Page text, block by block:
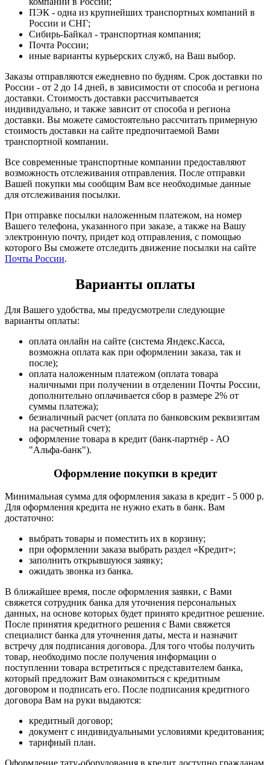
ПЭК - одна из крупнейших транспортных компаний в
России и СНГ;
Сибирь-Байкал - транспортная компания;
Почта России;
иные варианты курьерских служб, на Ваш выбор.
Заказы отправляются ежедневно по будням. Срок доставки по
России - от 2 до 14 дней, в зависимости от способа и региона
доставки. Стоимость доставки рассчитывается
индивидуально, и также зависит от способа и региона
доставки. Вы можете самостоятельно рассчитать примерную
стоимость доставки на сайте предпочитаемой Вами
транспортной компании.
Все современные транспортные компании предоставляют
возможность отслеживания отправления. После отправки
Вашей покупки мы сообщим Вам все необходимые данные
для отслеживания посылки.
При отправке посылки наложенным платежом, на номер
Вашего телефона, указанного при заказе, а также на Вашу
электронную почту, придет код отправления, с помощью
которого Вы сможете отследить движение посылки на сайте
Почты России.
Варианты оплаты
Для Вашего удобства, мы предусмотрели следующие
варианты оплаты:
оплата онлайн на сайте (система Яндекс.Касса,
возможна оплата как при оформлении заказа, так и
после);
оплата наложенным платежом (оплата товара
наличными при получении в отделении Почты России,
дополнительно оплачивается сбор в размере 2% от
суммы платежа);
безналичный расчет (оплата по банковским реквизитам
на расчетный счет);
оформление товара в кредит (банк-партнёр - АО
"Альфа-банк").
Оформление покупки в кредит
Минимальная сумма для оформления заказа в кредит - 5 000 р.
Для оформления кредита не нужно ехать в банк. Вам
достаточно:
выбрать товары и поместить их в корзину;
при оформлении заказа выбрать раздел «Кредит»;
заполнить открывшуюся заявку;
ожидать звонка из банка.
В ближайшее время, после оформления заявки, с Вами
свяжется сотрудник банка для уточнения персональных
данных, на основе которых будет принято кредитное решение.
После принятия кредитного решения с Вами свяжется
специалист банка для уточнения даты, места и назначит
встречу для подписания договора. Для того чтобы получить
товар, необходимо после получения информации о
поступлении товара встретиться с представителем банка,
который предложит Вам ознакомиться с кредитным
договором и подписать его. После подписания кредитного
договора Вам на руки выдаются:
кредитный договор;
документ с индивидуальными условиями кредитования;
тарифный план.